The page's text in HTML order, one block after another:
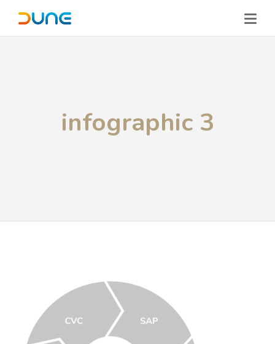
infographic 3